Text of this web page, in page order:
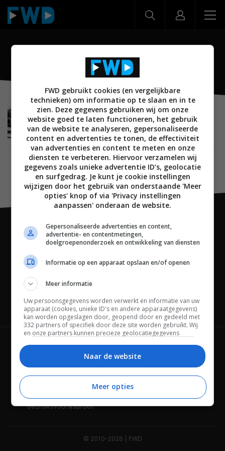
RX-A820
AUDIO 01 SEPTEMBER 2012
Yamaha introduceert nieuwe Aventage home
cinema AV receiver serie
Channels
Wie is FWD Privacybeleid
Adverteren Contact
Gebruiksvoorwaarden
© 2010-2026 | FWD
FWD gebruikt cookies (en vergelijkbare
technieken) om informatie op te slaan en in te
zien. Deze gegevens gebruiken wij om onze
website goed te laten functioneren, het gebruik
van de website te analyseren, gepersonaliseerde
content en advertenties te tonen, de effectiviteit
van advertenties en content te meten en onze
diensten te verbeteren. Hiervoor verzamelen wij
gegevens zoals unieke advertentie ID’s, geolocatie
en surfgedrag. Je kunt je cookie instellingen
wijzigen door het gebruik van onderstaande 'Meer
opties' knop of via 'Privacy instellingen
aanpassen' onderaan de website.
Gepersonaliseerde advertenties en content,
advertentie- en contentmetingen,
doelgroepenonderzoek en ontwikkeling van diensten
Informatie op een apparaat opslaan en/of openen
Meer informatie
Uw persoonsgegevens worden verwerkt en informatie van uw
apparaat (cookies, unieke ID's en andere apparaatgegevens)
kan worden opgeslagen door, geopend door en gedeeld met
332 partners of specifiek door deze site worden gebruikt. Wij
en onze partners kunnen precieze geolocatiegegevens
Bepaalde leveranciers kunnen uw persoonsgegevens
beheren. Zoek onderaan deze pagina of in het sitemenu naar
een link om uw toestemming te beheren of in te trekken via de
privacy- en cookie-instellingen.
Naar de website
Meer opties